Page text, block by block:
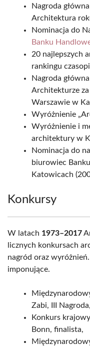
Nagroda
Architektura
Nominacja do
Banku
20 najlepszych
rankingu
Nagroda
Architekturze
Warszawie w
Wyróżnienie
Wyróżnienie i
architektury w
Nominacja do
biurowiec
Katowicach
Konkursy
W latach 1973–2017
licznych konkursach
nagród oraz
imponujące.
Zabi, III Nagroda,
Konkurs
Bonn, finalista,